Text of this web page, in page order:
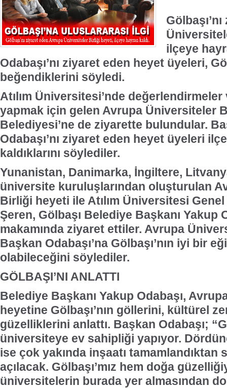
ilçeye
Odabaşı’nı ziyaret eden heyet üyeleri,
beğendiklerini söyledi.
Atılım Üniversitesi’nde
yapmak için gelen Avrupa Üniversiteler
Belediyesi’ne de ziyarette bulundular.
Odabaşı’nı ziyaret eden heyet üyeleri
kaldıklarını söylediler.
Yunanistan, Danimarka, İngiltere,
üniversite kuruluşlarından oluşturulan
Birliği heyeti ile Atılım Üniversitesi
Şeren, Gölbaşı Belediye Başkanı Yakup
makamında ziyaret ettiler. Avrupa
Başkan Odabaşı’na Gölbaşı’nın iyi bir
olabileceğini söylediler.
GÖLBAŞI’NI ANLATTI
Belediye Başkanı Yakup Odabaşı,
heyetine Gölbaşı’nın göllerini, kültürel
güzelliklerini anlattı. Başkan Odabaşı;
üniversiteye ev sahipliği yapıyor.
ise çok yakında inşaatı tamamlandıktan
açılacak. Gölbaşı’mız hem doğa
üniversitelerin burada yer almasından